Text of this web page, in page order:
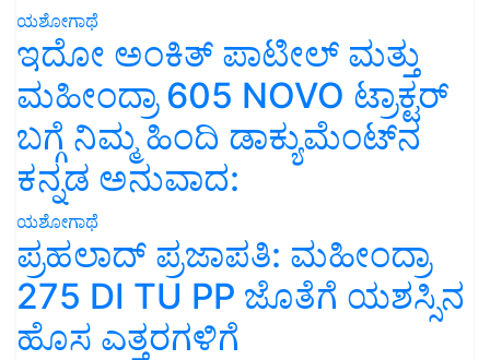
ಯಶೋಗಾಥೆ
ಇದೋ ಅಂಕಿತ್ ಪಾಟೀಲ್ ಮತ್ತು
ಮಹೀಂದ್ರಾ 605 NOVO ಟ್ರಾಕ್ಟರ್
ಬಗ್ಗೆ ನಿಮ್ಮ ಹಿಂದಿ ಡಾಕ್ಯುಮೆಂಟ್‌ನ
ಕನ್ನಡ ಅನುವಾದ:
ಯಶೋಗಾಥೆ
ಪ್ರಹಲಾದ್ ಪ್ರಜಾಪತಿ: ಮಹೀಂದ್ರಾ
275 DI TU PP ಜೊತೆಗೆ ಯಶಸ್ಸಿನ
ಹೊಸ ಎತ್ತರಗಳಿಗೆ